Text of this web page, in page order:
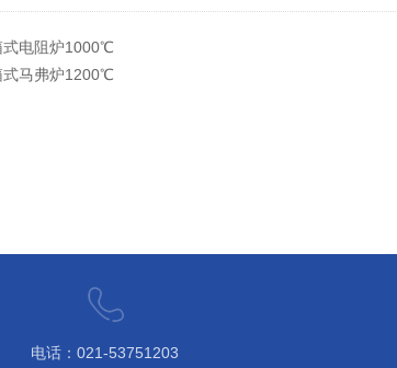
式电阻炉1000℃
式马弗炉1200℃
电话：021-53751203